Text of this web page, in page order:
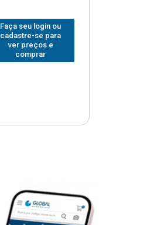
Faça seu login ou
cadastre-se para
ver preços e
comprar